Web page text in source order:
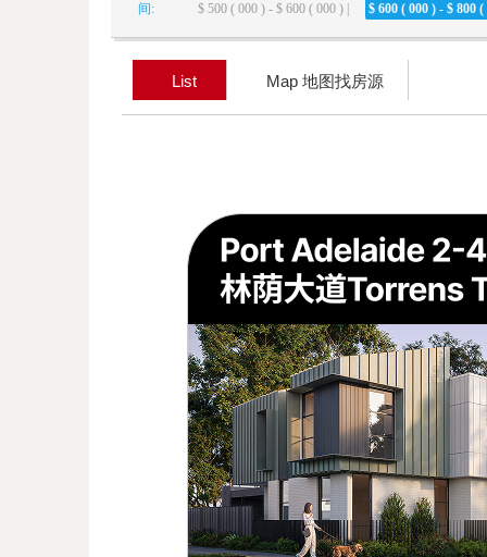
间:
$ 500 ( 000 ) - $ 600 ( 000 ) |
$ 600 ( 000 ) - $ 800 (
List Map 地图找房源